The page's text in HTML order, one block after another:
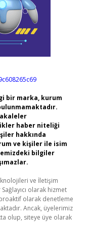
bir marka, kurum
haber niteliği
hakkında
ve kişiler ile isim
bilgiler
ve İletişim
olarak hizmet
olarak denetleme
Ancak, üyelerimiz
olup, siteye üye olarak